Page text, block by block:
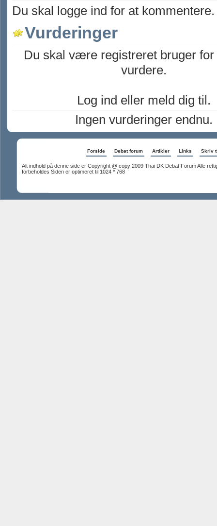
Du skal logge ind for at kommentere.
Vurderinger
Du skal være registreret bruger for
vurdere.
Log ind eller meld dig til.
Ingen vurderinger endnu.
Forside Debat forum Artikler Links Skriv
Alt indhold på denne side er Copyright @ copy 2009 Thai DK Debat Forum Alle
forbeholdes Siden er optimeret til 1024 * 768